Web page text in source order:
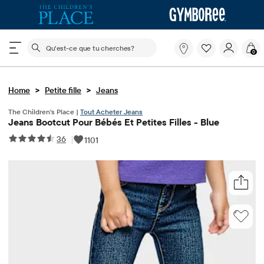
Le champ de recherche ci-dessous filtre les
Qu'est-
que
0
Home > Petite fille > Jeans
The Children's Place | Tout Acheter Jeans
Jeans Bootcut Pour Bébés Et Petites Filles - Blue
36 | 1101